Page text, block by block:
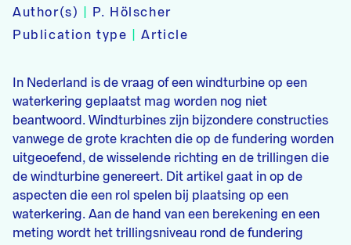
Author(s)
P. Hölscher
Publication type
|Article
In Nederland is de vraag of een windturbine op een
waterkering geplaatst mag worden nog niet
beantwoord. Windturbines zijn bijzondere constructies
vanwege de grote krachten die op de fundering worden
uitgeoefend, de wisselende richting en de trillingen die
de windturbine genereert. Dit artikel gaat in op de
aspecten die een rol spelen bij plaatsing op een
waterkering. Aan de hand van een berekening en een
meting wordt het trillingsniveau rond de fundering